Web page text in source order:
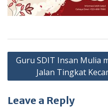
Post
navigation
Guru SDIT Insan Mulia
Jalan Tingkat
Leave a Reply